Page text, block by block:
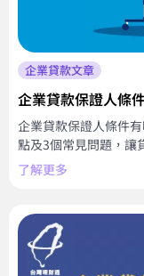
企業貸款文章
企業貸款保證人條
企業貸款保證人條件
點及3個常見問題，讓
了解更多